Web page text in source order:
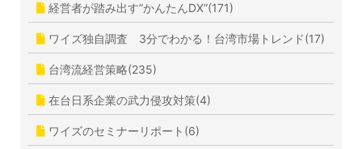
経営者が踏み出す”かんたんDX”(171)
ワイズ独自調査 3分でわかる！台湾市場トレンド(17)
台湾流経営策略(235)
在台日系企業の武力侵攻対策(4)
ワイズのセミナーリポート(6)